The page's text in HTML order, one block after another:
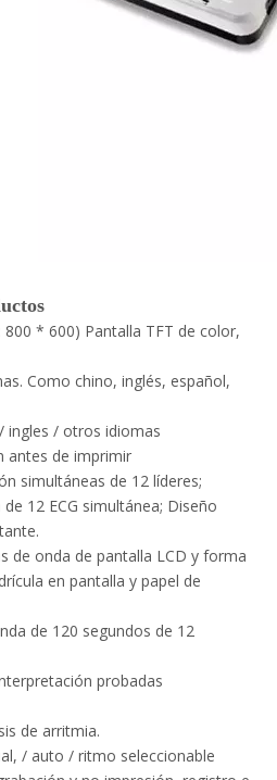
800 * 600) Pantalla TFT de color,
Como chino, inglés, español,
ingles / otros idiomas
antes de imprimir
simultáneas de 12 líderes;
12 ECG simultánea; Diseño
de onda de pantalla LCD y forma
en pantalla y papel de
de 120 segundos de 12
probadas
de arritmia.
/ auto / ritmo seleccionable